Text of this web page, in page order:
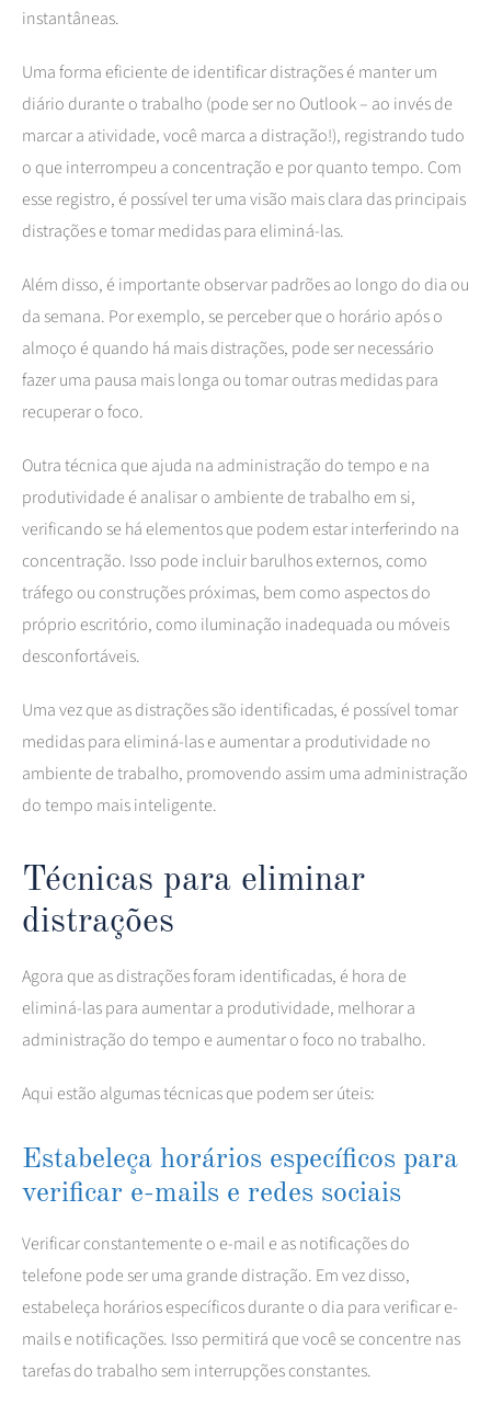
instantâneas.
Uma forma eficiente de identificar distrações é manter um
diário durante o trabalho (pode ser no Outlook – ao invés de
marcar a atividade, você marca a distração!), registrando tudo
o que interrompeu a concentração e por quanto tempo. Com
esse registro, é possível ter uma visão mais clara das principais
distrações e tomar medidas para eliminá-las.
Além disso, é importante observar padrões ao longo do dia ou
da semana. Por exemplo, se perceber que o horário após o
almoço é quando há mais distrações, pode ser necessário
fazer uma pausa mais longa ou tomar outras medidas para
recuperar o foco.
Outra técnica que ajuda na administração do tempo e na
produtividade é analisar o ambiente de trabalho em si,
verificando se há elementos que podem estar interferindo na
concentração. Isso pode incluir barulhos externos, como
tráfego ou construções próximas, bem como aspectos do
próprio escritório, como iluminação inadequada ou móveis
desconfortáveis.
Uma vez que as distrações são identificadas, é possível tomar
medidas para eliminá-las e aumentar a produtividade no
ambiente de trabalho, promovendo assim uma administração
do tempo mais inteligente.
Técnicas para eliminar
distrações
Agora que as distrações foram identificadas, é hora de
eliminá-las para aumentar a produtividade, melhorar a
administração do tempo e aumentar o foco no trabalho.
Aqui estão algumas técnicas que podem ser úteis:
Estabeleça horários específicos para
verificar e-mails e redes sociais
Verificar constantemente o e-mail e as notificações do
telefone pode ser uma grande distração. Em vez disso,
estabeleça horários específicos durante o dia para verificar e-
mails e notificações. Isso permitirá que você se concentre nas
tarefas do trabalho sem interrupções constantes.